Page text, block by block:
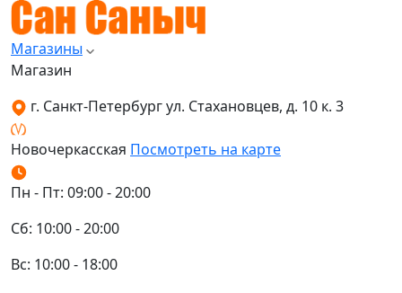
Магазины
Магазин
г. Санкт-Петербург ул. Стахановцев, д. 10 к. 3
Новочеркасская Посмотреть на карте
Пн - Пт: 09:00 - 20:00
Сб: 10:00 - 20:00
Вс: 10:00 - 18:00